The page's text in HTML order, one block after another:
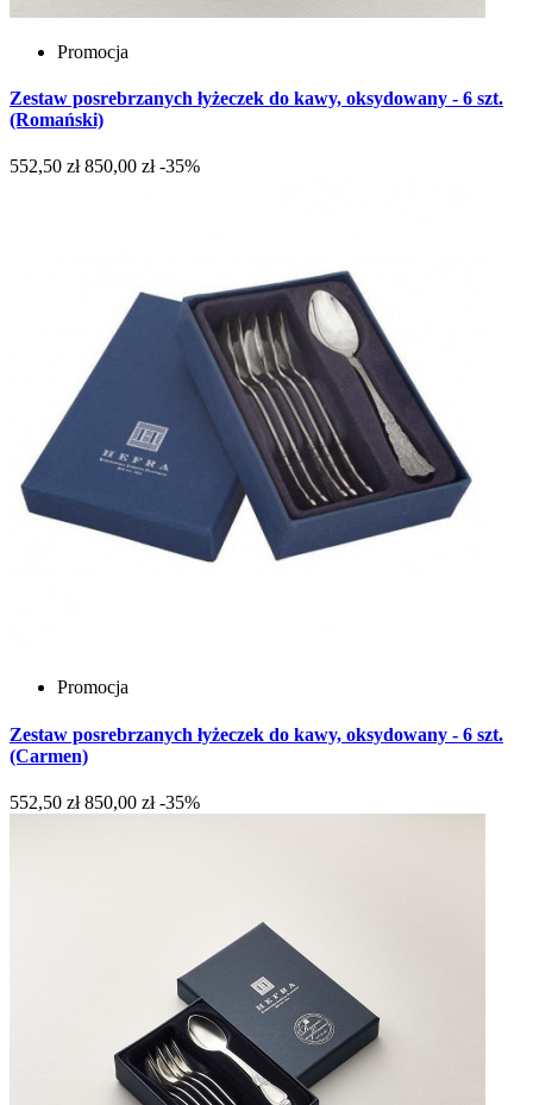
Promocja
Zestaw posrebrzanych łyżeczek do kawy, oksydowany - 6 szt.
(Romański)
552,50 zł 850,00 zł -35%
Promocja
Zestaw posrebrzanych łyżeczek do kawy, oksydowany - 6 szt.
(Carmen)
552,50 zł 850,00 zł -35%